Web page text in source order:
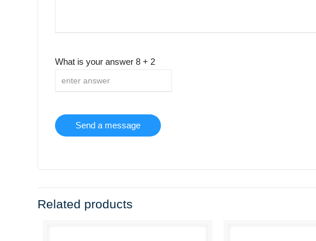
What is your answer 8+ 2
Related products